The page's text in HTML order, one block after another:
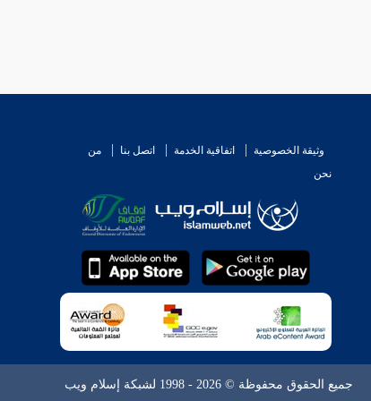
وثيقة الخصوصية اتفاقية الخدمة اتصل بنا
من
نحن
جميع الحقوق محفوظة © 2026 - 1998 لشبكة إسلام ويب